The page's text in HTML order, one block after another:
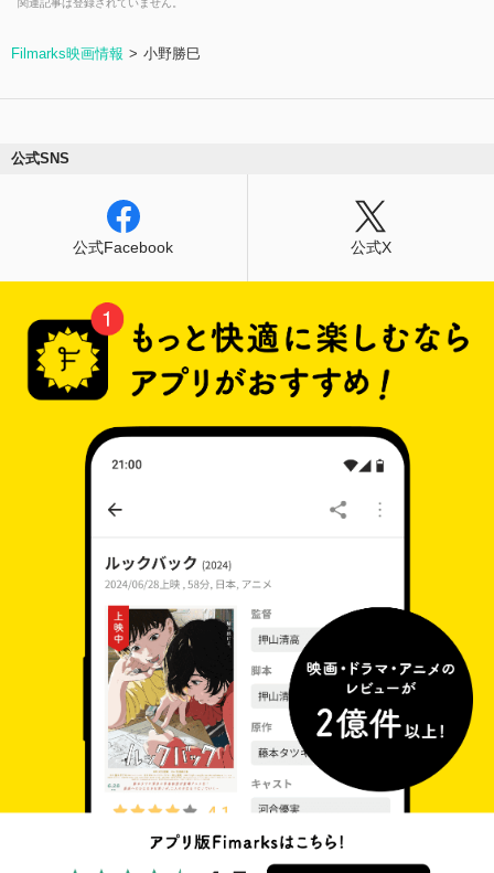
関連記事は登録されていません。
Filmarks映画情報 小野勝巳
公式SNS
公式Facebook 公式X